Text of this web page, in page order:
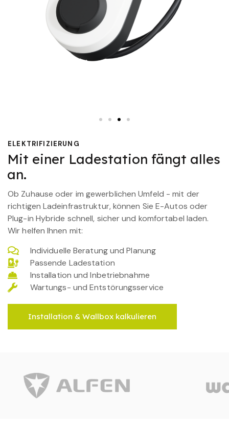
ELEKTRIFIZIERUNG
Mit einer Ladestation fängt alles
an.
Ob Zuhause oder im gewerblichen Umfeld - mit der
richtigen Ladeinfrastruktur, können Sie E-Autos oder
Plug-in Hybride schnell, sicher und komfortabel laden.
Wir helfen Ihnen mit:
Individuelle Beratung und Planung
Passende Ladestation
Installation und Inbetriebnahme
Wartungs- und Entstörungsservice
Installation & Wallbox kalkulieren